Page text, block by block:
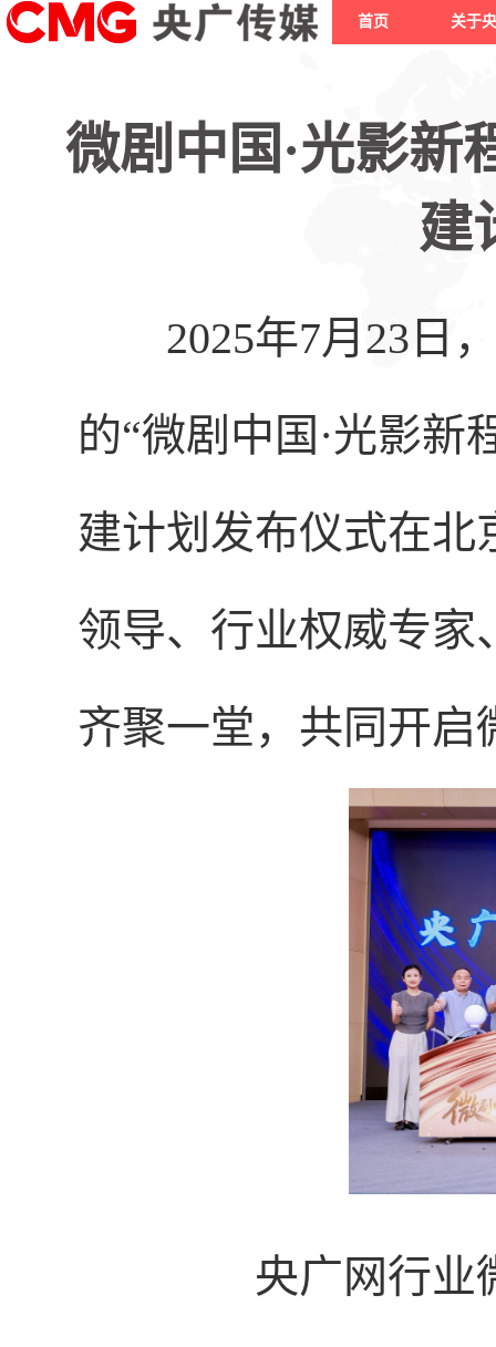
首页 关于
微剧中国·光影新
建
2025年7月23日
的“微剧中国·光影
建计划发布仪式在
领导、行业权威专家
齐聚一堂，共同开
央广网行业